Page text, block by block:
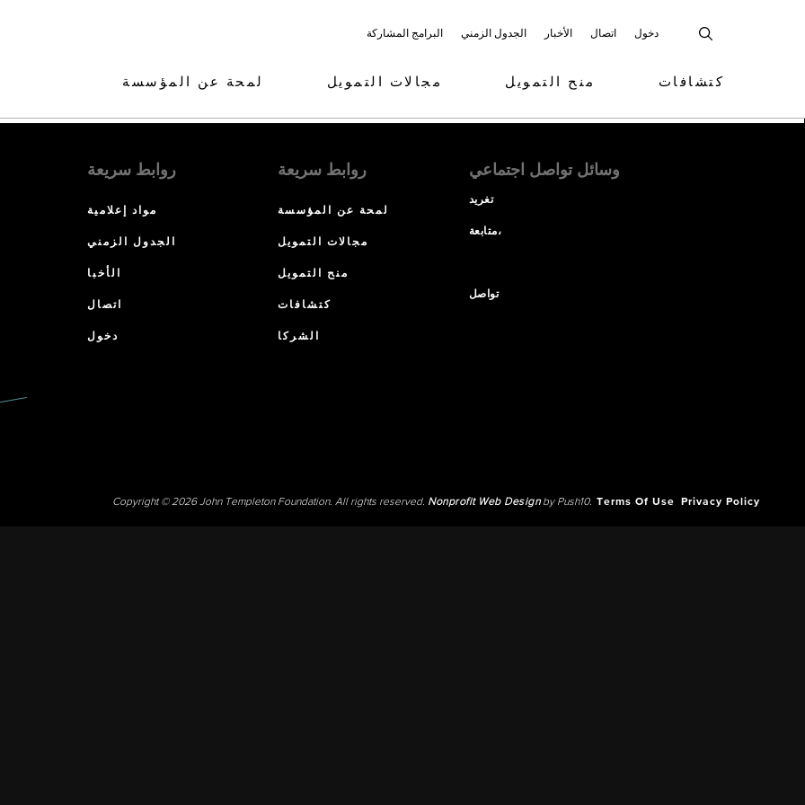
البرامج المشاركة الجدول الزمني الأخبار اتصال دخول
لمحة عن المؤسسة مجالات التمويل منح التمويل كتشافات
روابط سريعة
مواد إعلامية
الجدول الزمني
الأخبا
اتصال
دخول
روابط سريعة
لمحة عن المؤسسة
مجالات التمويل
منح التمويل
كتشافات
الشركا
وسائل تواصل اجتماعي
تغريد
متابعة،
تواصل
Copyright © 2026 John Templeton Foundation. All rights reserved. Nonprofit Web Designby Push10. Terms Of Use Privacy Policy